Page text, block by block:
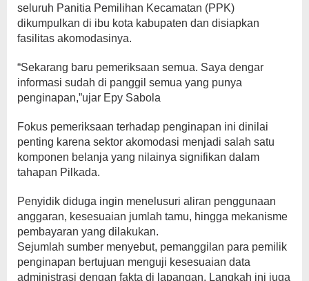
seluruh Panitia Pemilihan Kecamatan (PPK)
dikumpulkan di ibu kota kabupaten dan disiapkan
fasilitas akomodasinya.
“Sekarang baru pemeriksaan semua. Saya dengar
informasi sudah di panggil semua yang punya
penginapan,”ujar Epy Sabola
Fokus pemeriksaan terhadap penginapan ini dinilai
penting karena sektor akomodasi menjadi salah satu
komponen belanja yang nilainya signifikan dalam
tahapan Pilkada.
Penyidik diduga ingin menelusuri aliran penggunaan
anggaran, kesesuaian jumlah tamu, hingga mekanisme
pembayaran yang dilakukan.
Sejumlah sumber menyebut, pemanggilan para pemilik
penginapan bertujuan menguji kesesuaian data
administrasi dengan fakta di lapangan. Langkah ini juga